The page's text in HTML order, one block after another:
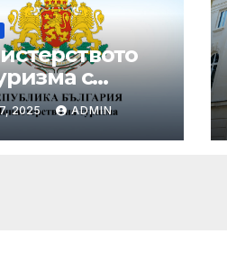
с
мащабни
през
2025 ADMIN